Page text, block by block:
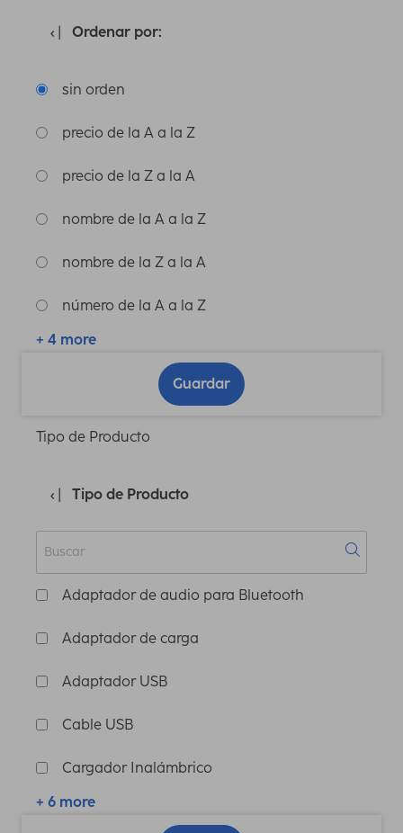
Ordenar por:
sin orden
precio de la A a la Z
precio de la Z a la A
nombre de la A a la Z
nombre de la Z a la A
número de la A a la Z
+ 4 more
Guardar
Tipo de Producto
Tipo de Producto
Adaptador de audio para Bluetooth
Adaptador de carga
Adaptador USB
Cable USB
Cargador Inalámbrico
+ 6 more